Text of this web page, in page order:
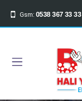
Gsm: 0538 367 33 33